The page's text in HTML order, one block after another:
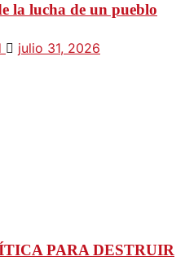
la lucha de un pueblo
julio 31, 2026
PARA DESTRUIR